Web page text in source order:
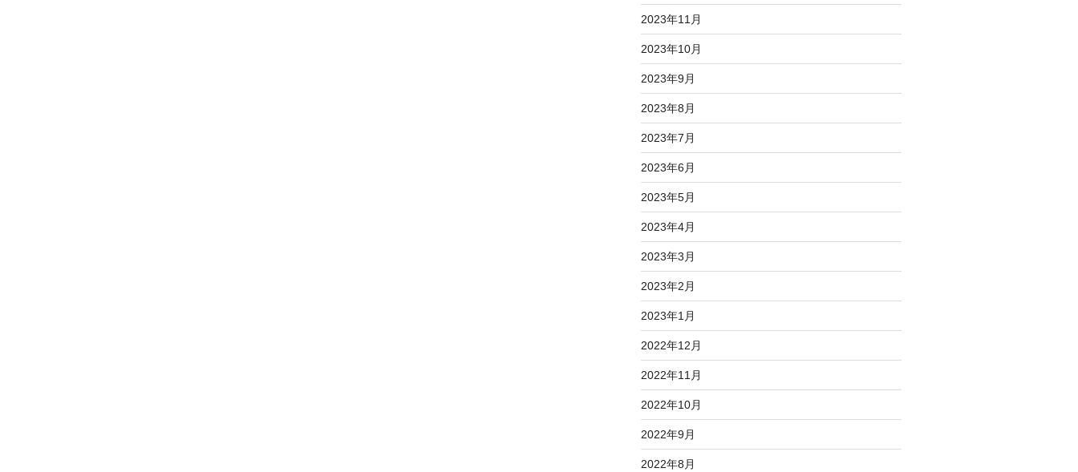
2023年11月
2023年10月
2023年9月
2023年8月
2023年7月
2023年6月
2023年5月
2023年4月
2023年3月
2023年2月
2023年1月
2022年12月
2022年11月
2022年10月
2022年9月
2022年8月